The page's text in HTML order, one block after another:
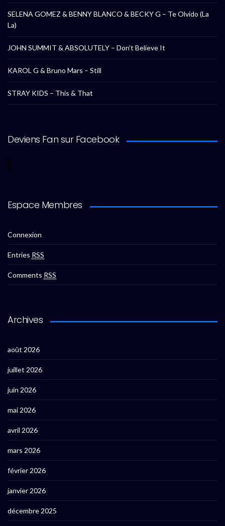
SELENA GOMEZ & BENNY BLANCO & BECKY G – Te Olvido (La
La)
JOHN SUMMIT & ABSOLUTELY – Don’t Believe It
KAROL G & Bruno Mars – Still
STRAY KIDS – This & That
Deviens Fan sur Facebook
Espace Membres
Connexion
Entries RSS
Comments RSS
Archives
août 2026
juillet 2026
juin 2026
mai 2026
avril 2026
mars 2026
février 2026
janvier 2026
décembre 2025